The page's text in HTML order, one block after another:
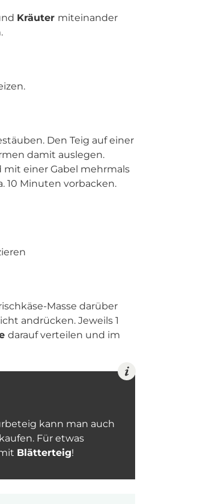
Kräuter miteinander
Den Teig auf einer
damit auslegen.
einer Gabel mehrmals
10 Minuten vorbacken.
Masse darüber
andrücken. Jeweils 1
darauf verteilen und im
kann man auch
Für etwas
Blätterteig!